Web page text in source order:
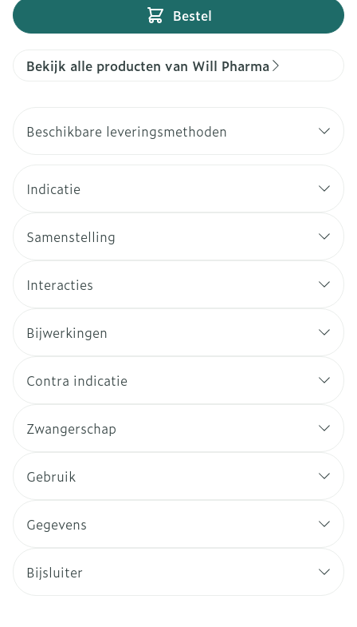
Bestel
Bekijk alle producten van Will Pharma
Beschikbare leveringsmethoden
Indicatie
Samenstelling
Interacties
Bijwerkingen
Contra indicatie
Zwangerschap
Gebruik
Gegevens
Bijsluiter